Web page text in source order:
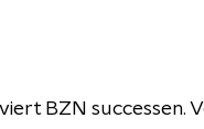
BZN successen.